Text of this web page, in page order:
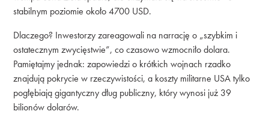
stabilnym poziomie około 4700 USD.
Dlaczego? Inwestorzy zareagowali na narrację o „szybkim i
ostatecznym zwycięstwie”, co czasowo wzmocniło dolara.
Pamiętajmy jednak: zapowiedzi o krótkich wojnach rzadko
znajdują pokrycie w rzeczywistości, a koszty militarne USA tylko
pogłębiają gigantyczny dług publiczny, który wynosi już 39
bilionów dolarów.